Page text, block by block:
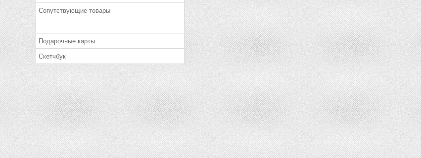
Сопутствующие товары
Подарочные карты
Скетчбук